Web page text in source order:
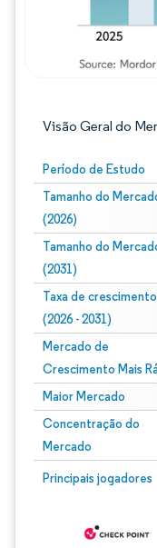
Visão Geral do
Período de Estudo
Tamanho do
(2026)
Tamanho do
(2031)
Taxa de crescimento
(2026 - 2031)
Mercado de
Crescimento Mais
Maior Mercado
Concentração do
Mercado
Principais jogadores
Imagem © Mordor